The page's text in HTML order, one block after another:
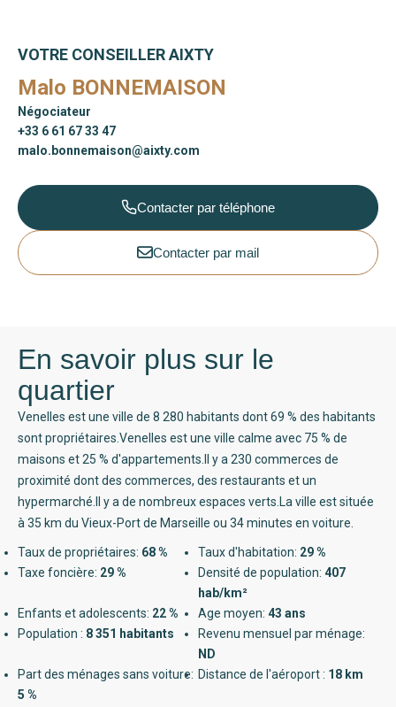
VOTRE CONSEILLER AIXTY
Malo BONNEMAISON
Négociateur
+33 6 61 67 33 47
malo.bonnemaison@aixty.com
Contacter par téléphone
Contacter par mail
En savoir plus sur le
quartier
Venelles est une ville de 8 280 habitants dont 69 % des habitants
sont propriétaires.Venelles est une ville calme avec 75 % de
maisons et 25 % d'appartements.Il y a 230 commerces de
proximité dont des commerces, des restaurants et un
hypermarché.Il y a de nombreux espaces verts.La ville est située
à 35 km du Vieux-Port de Marseille ou 34 minutes en voiture.
Taux de propriétaires: 68 % Taux d'habitation: 29 %
Taxe foncière: 29 % Densité de population: 407
hab/km²
Enfants et adolescents: 22 % Age moyen: 43 ans
Population : 8 351 habitants
Revenu mensuel par ménage:
ND
Part des ménages sans voiture:
5 %
Distance de l'aéroport : 18 km